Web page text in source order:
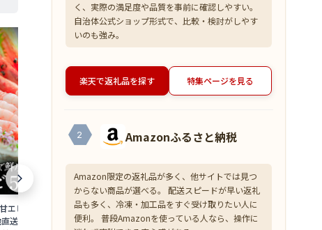
エビ 500g 約50尾
直送 大容量 業務用
【超目玉】ズワイガニ むき身 爪下 1kg
(解凍後800g) 蟹 かに 冷凍 訳あり 送料無
く、実際の満足度や品質を事前に確認しやすい。
自治体公式ショップ形式で、比較・検討がしやす
いのも強み。
楽天で返礼品を探す 特集ページを見る
2 Amazonふるさと納税
Amazon限定の返礼品が多く、他サイトでは見つ
からない商品が選べる。 配送スピードが早い返礼
品も多く、冷凍・加工品をすぐ受け取りたい人に
便利。 普段Amazonを使っている人なら、操作に